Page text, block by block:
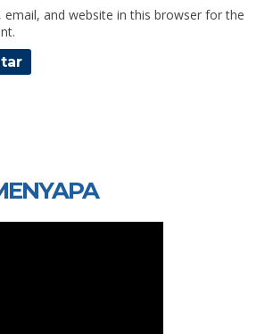
email, and website in this browser for the